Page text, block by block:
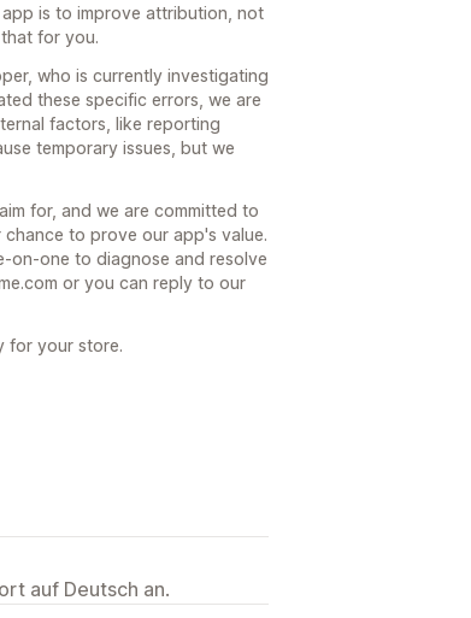
is to improve attribution, not
for you.
who is currently investigating
these specific errors, we are
factors, like reporting
temporary issues, but we
for, and we are committed to
to prove our app's value.
on-one to diagnose and resolve
or you can reply to our
for your store.
auf Deutsch an.